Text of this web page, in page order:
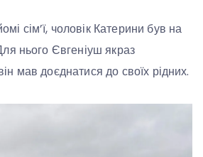
сім’ї, чоловік Катерини був на
нього Євгеніуш якраз
мав доєднатися до своїх рідних.